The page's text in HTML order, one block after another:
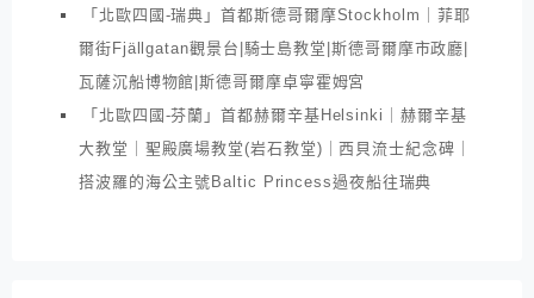
「北歐四國-瑞典」首都斯德哥爾摩Stockholm｜菲耶
爾街Fjällgatan觀景台|騎士島教堂|斯德哥爾摩市政廳|
瓦薩沉船博物館|斯德哥爾摩卓寧霍姆宮
「北歐四國-芬蘭」首都赫爾辛基Helsinki｜赫爾辛基
大教堂｜聖殿廣場教堂(岩石教堂)｜西貝流士紀念碑｜
搭波羅的海公主號Baltic Princess過夜船往瑞典